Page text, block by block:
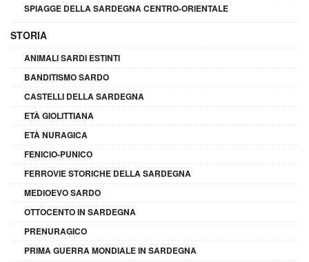
SPIAGGE DELLA SARDEGNA CENTRO-ORIENTALE
STORIA
ANIMALI SARDI ESTINTI
BANDITISMO SARDO
CASTELLI DELLA SARDEGNA
ETÀ GIOLITTIANA
ETÀ NURAGICA
FENICIO-PUNICO
FERROVIE STORICHE DELLA SARDEGNA
MEDIOEVO SARDO
OTTOCENTO IN SARDEGNA
PRENURAGICO
PRIMA GUERRA MONDIALE IN SARDEGNA